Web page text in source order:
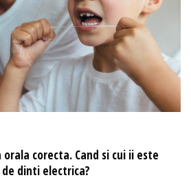
corecta. Cand si cui ii este
dinti electrica?